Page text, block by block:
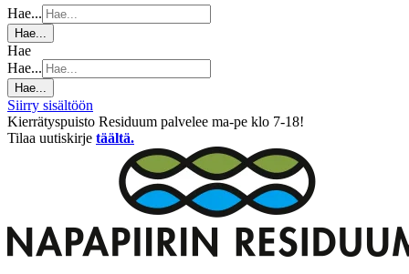
Hae...
Hae...
Hae
Hae...
Hae...
Siirry sisältöön
Kierrätyspuisto Residuum palvelee ma-pe klo 7-18!
Tilaa uutiskirje täältä.